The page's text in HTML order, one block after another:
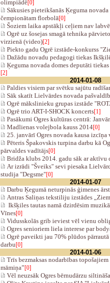
olimpiādē[0]
Sākusies pieteikšanās Ķeguma
čempionātam florbolā[0]
Šoziem laika apstākļi ceļiem nav
Ogrē uz šosejas smagā tehnika
virzienā (video)[2]
Piekto gadu Ogrē izstāde-konkurss
Dažādu novadu pedagogi tiekas
Ķeguma novada domes deputāti
[2]
2014-01-08
Paldies visiem par svētku sajūtu
Sāk skatīt Lielvārdes novada
Ogrē mākslinieku grupas izstāde
Ogrē trio ART-I-SHOCK koncerts[1]
Pasākumi Ogres kultūras centrā:
Madlienas volejbola kauss 2014[0]
25. janvārī Ogres novada kausa
Pēteris Špakovskis turpina darbu kā
pārvaldes vadītājs[0]
Bridža klubs 2014. gadu sāk ar aktīvu
Ar izrādi "Šveiks" sevi piesaka
studija "Degsme"[0]
2014-01-07
Darbu Ķegumā neturpinās ģimenes
Antras Saliņas tekstiliju izstādes
Ikšķiles tautas namā dzirdēsim
Vīnes[0]
Vidusskolās grib ieviest vēl vienu
Ogres senioriem liela interese par
Ogrē paveikti jau 70% plūdos pārrautā
darbu[0]
2014-01-06
Trīs bezmaksas nodarbības
māmiņa”[0]
Vēl neuzsāk Ogres bērnudārzu